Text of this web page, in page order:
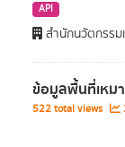
API
สำนักนวัตกรรม
ข้อมูลพื้นที่เหม
522 total views